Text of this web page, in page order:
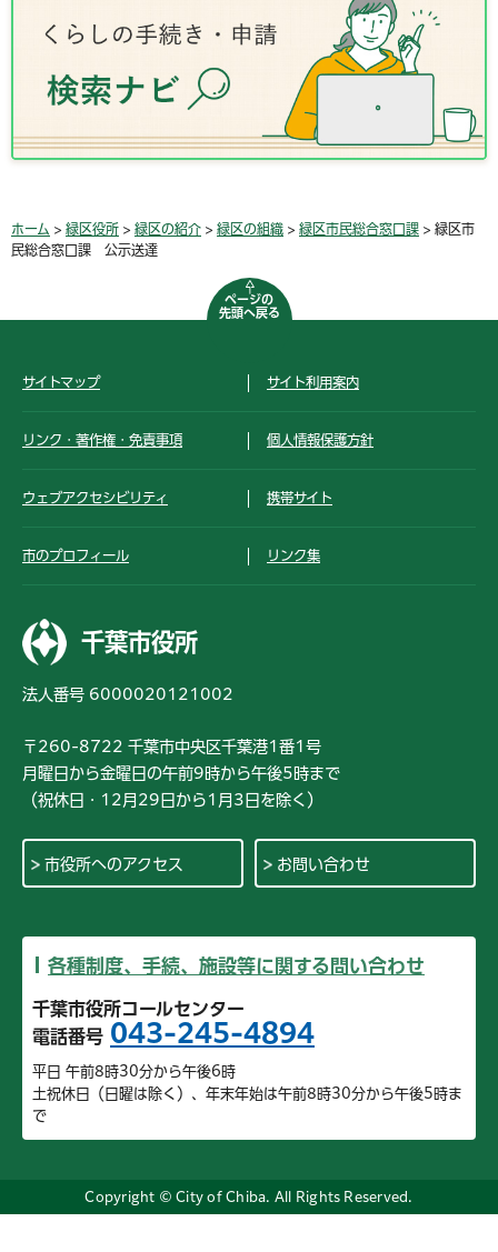
ホーム > 緑区役所 > 緑区の紹介 > 緑区の組織 > 緑区市民総合窓口課 > 緑区市
民総合窓口課 公示送達
ページの
先頭へ戻る
サイトマップ サイト利用案内
リンク・著作権・免責事項 個人情報保護方針
ウェブアクセシビリティ 携帯サイト
市のプロフィール リンク集
千葉市役所
法人番号 6000020121002
〒260-8722 千葉市中央区千葉港1番1号
月曜日から金曜日の午前9時から午後5時まで
（祝休日・12月29日から1月3日を除く）
市役所へのアクセス お問い合わせ
各種制度、手続、施設等に関する問い合わせ
千葉市役所コールセンター
電話番号 043-245-4894
平日 午前8時30分から午後6時
土祝休日（日曜は除く）、年末年始は午前8時30分から午後5時ま
で
Copyright © City of Chiba. All Rights Reserved.